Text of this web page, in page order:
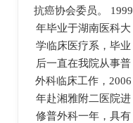
抗癌协会委员。 1999
年毕业于湖南医科大
学临床医疗系，毕业
后一直在我院从事普
外科临床工作，2006
年赴湘雅附二医院进
修普外科一年，具有